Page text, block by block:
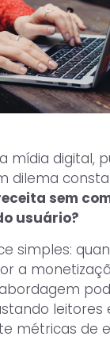
mídia digital,
dilema
sem
usuário?
simples:
a
métricas de